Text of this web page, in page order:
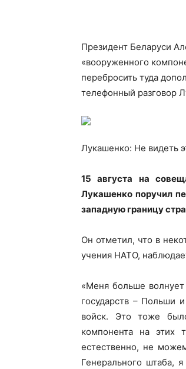
Президент Беларуси
«вооруженного
перебросить туда
телефонный разговор
Лукашенко: Не видеть
15 августа на
Лукашенко поручил
западную границу
Он отметил, что в
учения НАТО,
«Меня больше волнует
государств – Польши
войск. Это тоже
компонента на этих
естественно, не
Генерального штаба,